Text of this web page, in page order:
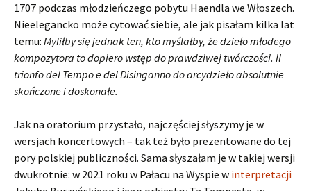
1707 podczas młodzieńczego pobytu Haendla we Włoszech.
Nieelegancko może cytować siebie, ale jak pisałam kilka lat
temu: Myliłby się jednak ten, kto myślałby, że dzieło młodego
kompozytora to dopiero wstęp do prawdziwej twórczości. Il
trionfo del Tempo e del Disinganno do arcydzieło absolutnie
skończone i doskonałe.
Jak na oratorium przystało, najczęściej słyszymy je w
wersjach koncertowych – tak też było prezentowane do tej
pory polskiej publiczności. Sama słyszałam je w takiej wersji
dwukrotnie: w 2021 roku w Pałacu na Wyspie w interpretacji